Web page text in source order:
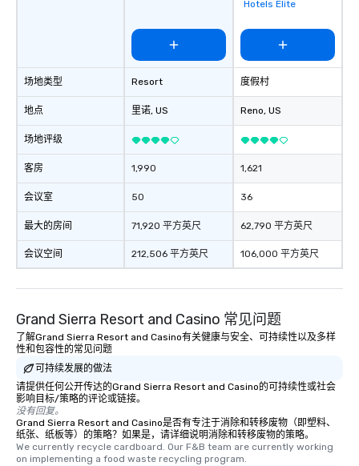
场地类型
地点
场地评级
客房
会议室
最大的房间
会议空间
Resort
里诺, US
1,990
50
71,920 平方英尺
212,506 平方英尺
Hotels Elite
度假村
Reno, US
1,621
36
62,790 平方英尺
106,000 平方英尺
Grand Sierra Resort and Casino 常见问题
了解Grand Sierra Resort and Casino有关健康与安全、可持续性以及多样
性和包容性的常见问题
可持续发展的做法
请提供任何公开传达的Grand Sierra Resort and Casino的可持续性或社会
影响目标/策略的评论或链接。
没有回复。
Grand Sierra Resort and Casino是否有专注于消除和转移废物（即塑料、
纸张、纸板等）的策略？如果是，请详细说明消除和转移废物的策略。
We currently recycle cardboard. Our F&B team are currently working
on implementing a food waste recycling program.